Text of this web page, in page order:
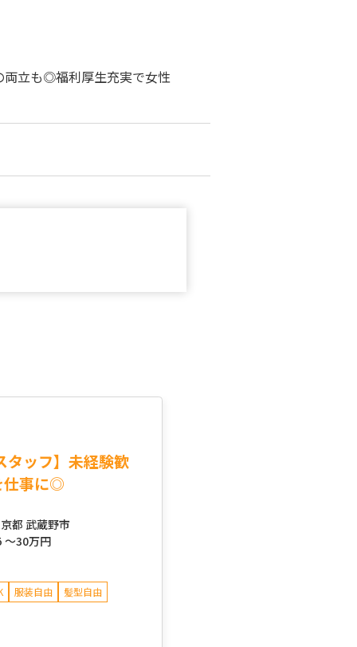
立も◎福利厚生充実で女性
タッフ】未経験歓
仕事に◎
都 武蔵野市
～30万円
服装自由 髪型自由